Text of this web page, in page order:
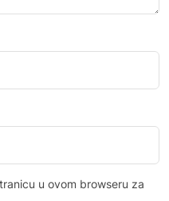
u ovom browseru za